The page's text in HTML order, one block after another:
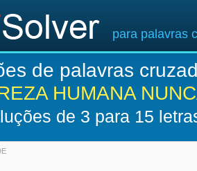
para palavras
de palavras
HUMANA
de 3 para 15